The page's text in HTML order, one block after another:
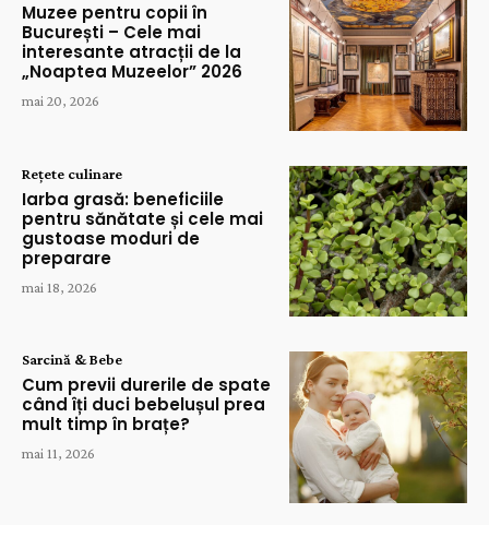
Muzee pentru copii în
București – Cele mai
interesante atracții de la
„Noaptea Muzeelor” 2026
mai 20, 2026
Rețete culinare
Iarba grasă: beneficiile
pentru sănătate și cele mai
gustoase moduri de
preparare
mai 18, 2026
Sarcină & Bebe
Cum previi durerile de spate
când îți duci bebelușul prea
mult timp în brațe?
mai 11, 2026